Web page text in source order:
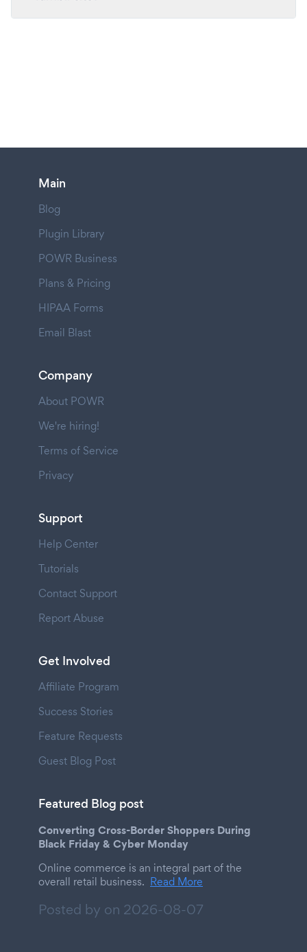
Main
Blog
Plugin Library
POWR Business
Plans & Pricing
HIPAA Forms
Email Blast
Company
About POWR
We're hiring!
Terms of Service
Privacy
Support
Help Center
Tutorials
Contact Support
Report Abuse
Get Involved
Affiliate Program
Success Stories
Feature Requests
Guest Blog Post
Featured Blog post
Converting Cross-Border Shoppers During
Black Friday & Cyber Monday
Online commerce is an integral part of the
overall retail business. Read More
Posted by on 2026-08-07